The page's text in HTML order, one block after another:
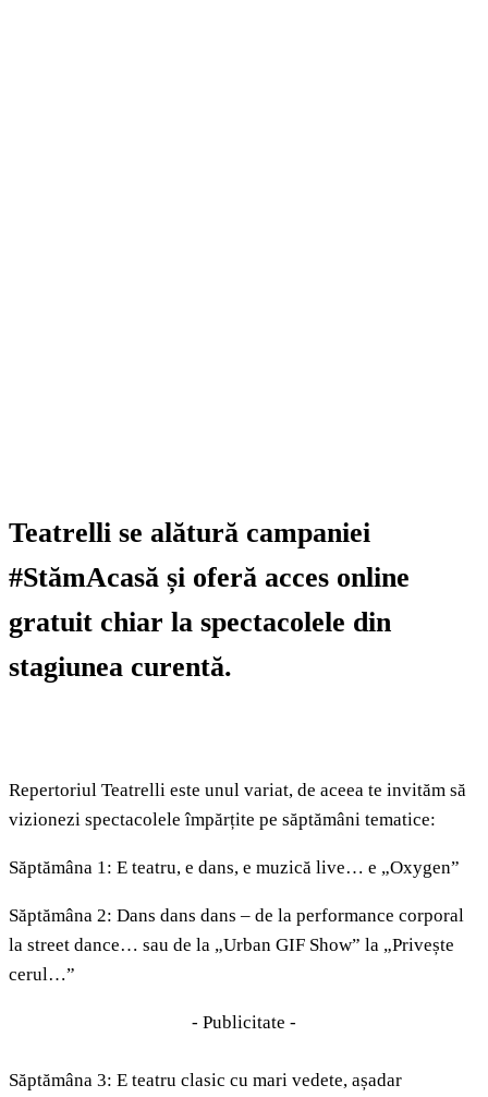
Teatrelli se alătură campaniei
#StămAcasă și oferă acces online
gratuit chiar la spectacolele din
stagiunea curentă.
Repertoriul Teatrelli este unul variat, de aceea te invităm să
vizionezi spectacolele împărțite pe săptămâni tematice:
Săptămâna 1: E teatru, e dans, e muzică live… e „Oxygen”
Săptămâna 2: Dans dans dans – de la performance corporal
la street dance… sau de la „Urban GIF Show” la „Privește
cerul…”
- Publicitate -
Săptămâna 3: E teatru clasic cu mari vedete, așadar